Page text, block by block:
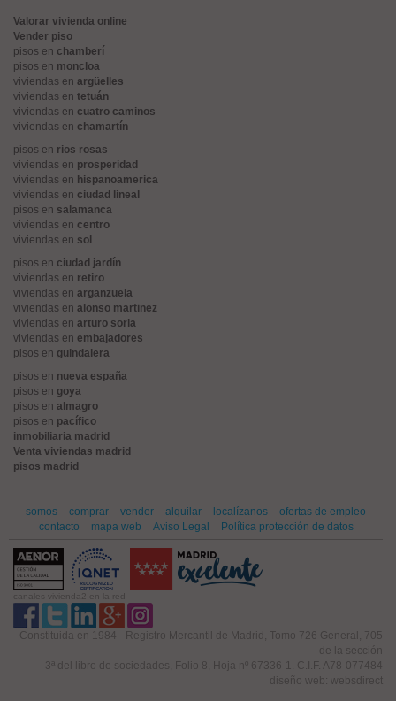
Valorar vivienda online
Vender piso
pisos en chamberí
pisos en moncloa
viviendas en argüelles
viviendas en tetuán
viviendas en cuatro caminos
viviendas en chamartín
pisos en rios rosas
viviendas en prosperidad
viviendas en hispanoamerica
viviendas en ciudad lineal
pisos en salamanca
viviendas en centro
viviendas en sol
pisos en ciudad jardín
viviendas en retiro
viviendas en arganzuela
viviendas en alonso martinez
viviendas en arturo soria
viviendas en embajadores
pisos en guindalera
pisos en nueva españa
pisos en goya
pisos en almagro
pisos en pacífico
inmobiliaria madrid
Venta viviendas madrid
pisos madrid
somos comprar vender alquilar localízanos
ofertas de empleo
contacto
mapa web Aviso Legal Política protección de datos
canales vivienda2 en la red
Constituida en 1984 - Registro Mercantil de Madrid, Tomo 726 General, 705
de la sección
3ª del libro de sociedades, Folio 8, Hoja nº 67336-1. C.I.F. A78-077484
diseño web: websdirect